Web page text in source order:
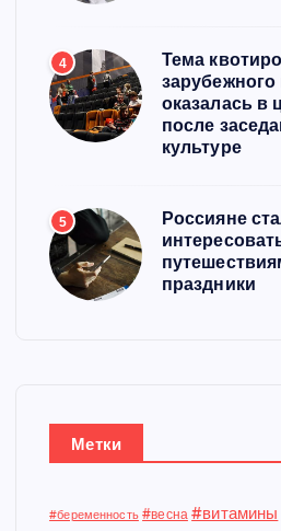
4
Тема
оказалась в
после
культуре
5
Россияне
праздники
Метки
#беременность #весна #витамины